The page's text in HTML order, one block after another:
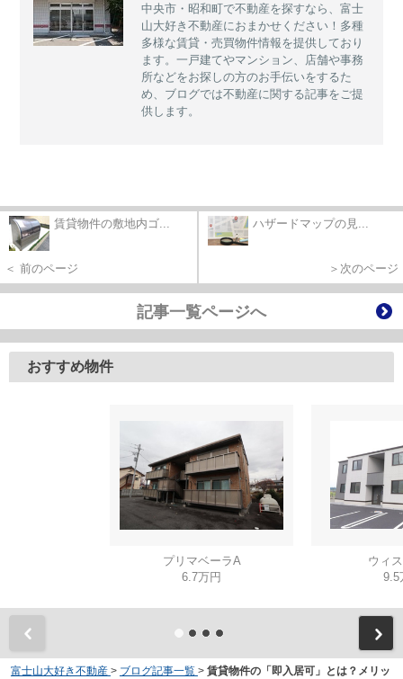
中央市・昭和町で不動産を探すなら、富士
山大好き不動産におまかせください！多種
多様な賃貸・売買物件情報を提供しており
ます。一戸建てやマンション、店舗や事務
所などをお探しの方のお手伝いをするた
め、ブログでは不動産に関する記事をご提
供します。
賃貸物件の敷地内ゴ...
＜ 前のページ
ハザードマップの見...
＞次のページ
記事一覧ページへ
おすすめ物件
プリマベーラA
6.7万円
ウィ
9.5
富士山大好き不動産 > ブログ記事一覧 > 賃貸物件の「即入居可」とは？メリッ